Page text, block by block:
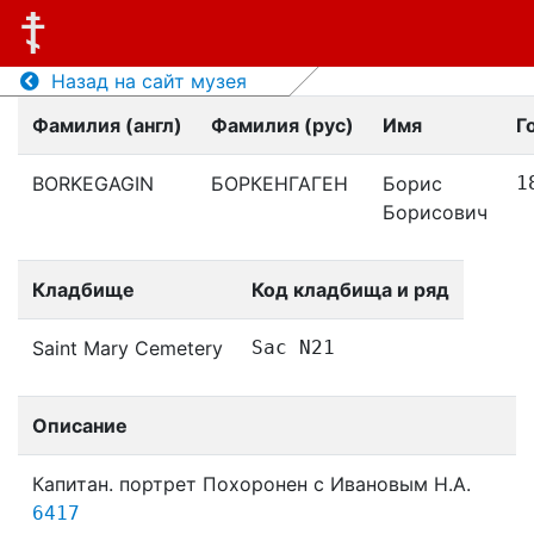
Назад на сайт музея
Фамилия (англ)
Фамилия (рус) Имя
BORKEGAGIN БОРКЕНГАГЕН
Борис
Борисович
Кладбище Код кладбища и ряд
Saint Mary Cemetery Sac N21
Описание
Капитан. портрет Похоронен с Ивановым Н.А.
6417